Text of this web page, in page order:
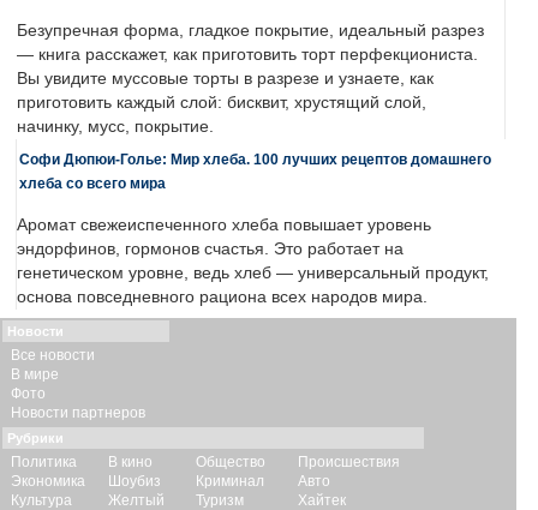
Безупречная форма, гладкое покрытие, идеальный разрез
— книга расскажет, как приготовить торт перфекциониста.
Вы увидите муссовые торты в разрезе и узнаете, как
приготовить каждый слой: бисквит, хрустящий слой,
начинку, мусс, покрытие.
Софи Дюпюи-Голье: Мир хлеба. 100 лучших рецептов домашнего
хлеба со всего мира
Аромат свежеиспеченного хлеба повышает уровень
эндорфинов, гормонов счастья. Это работает на
генетическом уровне, ведь хлеб — универсальный продукт,
основа повседневного рациона всех народов мира.
Новости
Все новости
В мире
Фото
Новости партнеров
Рубрики
Политика
Экономика
Культура
В кино
Шоубиз
Желтый
Общество
Криминал
Туризм
Происшествия
Авто
Хайтек